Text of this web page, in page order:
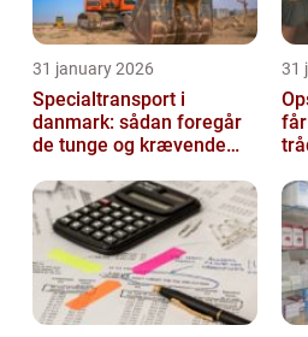
31 january 2026
Specialtransport i
danmark: sådan foregår
de tunge og krævende
31